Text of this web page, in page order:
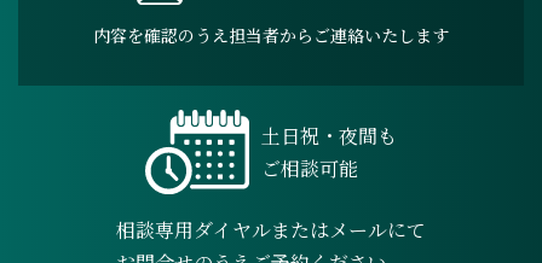
内容を確認のうえ担当者からご連絡いたします
土日祝・夜間も
ご相談可能
相談専用ダイヤルまたはメールにて